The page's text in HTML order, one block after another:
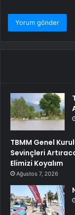
TBMM Genel
Sevinçleri
Elimizi Koyalım
Ağustos 7, 2026